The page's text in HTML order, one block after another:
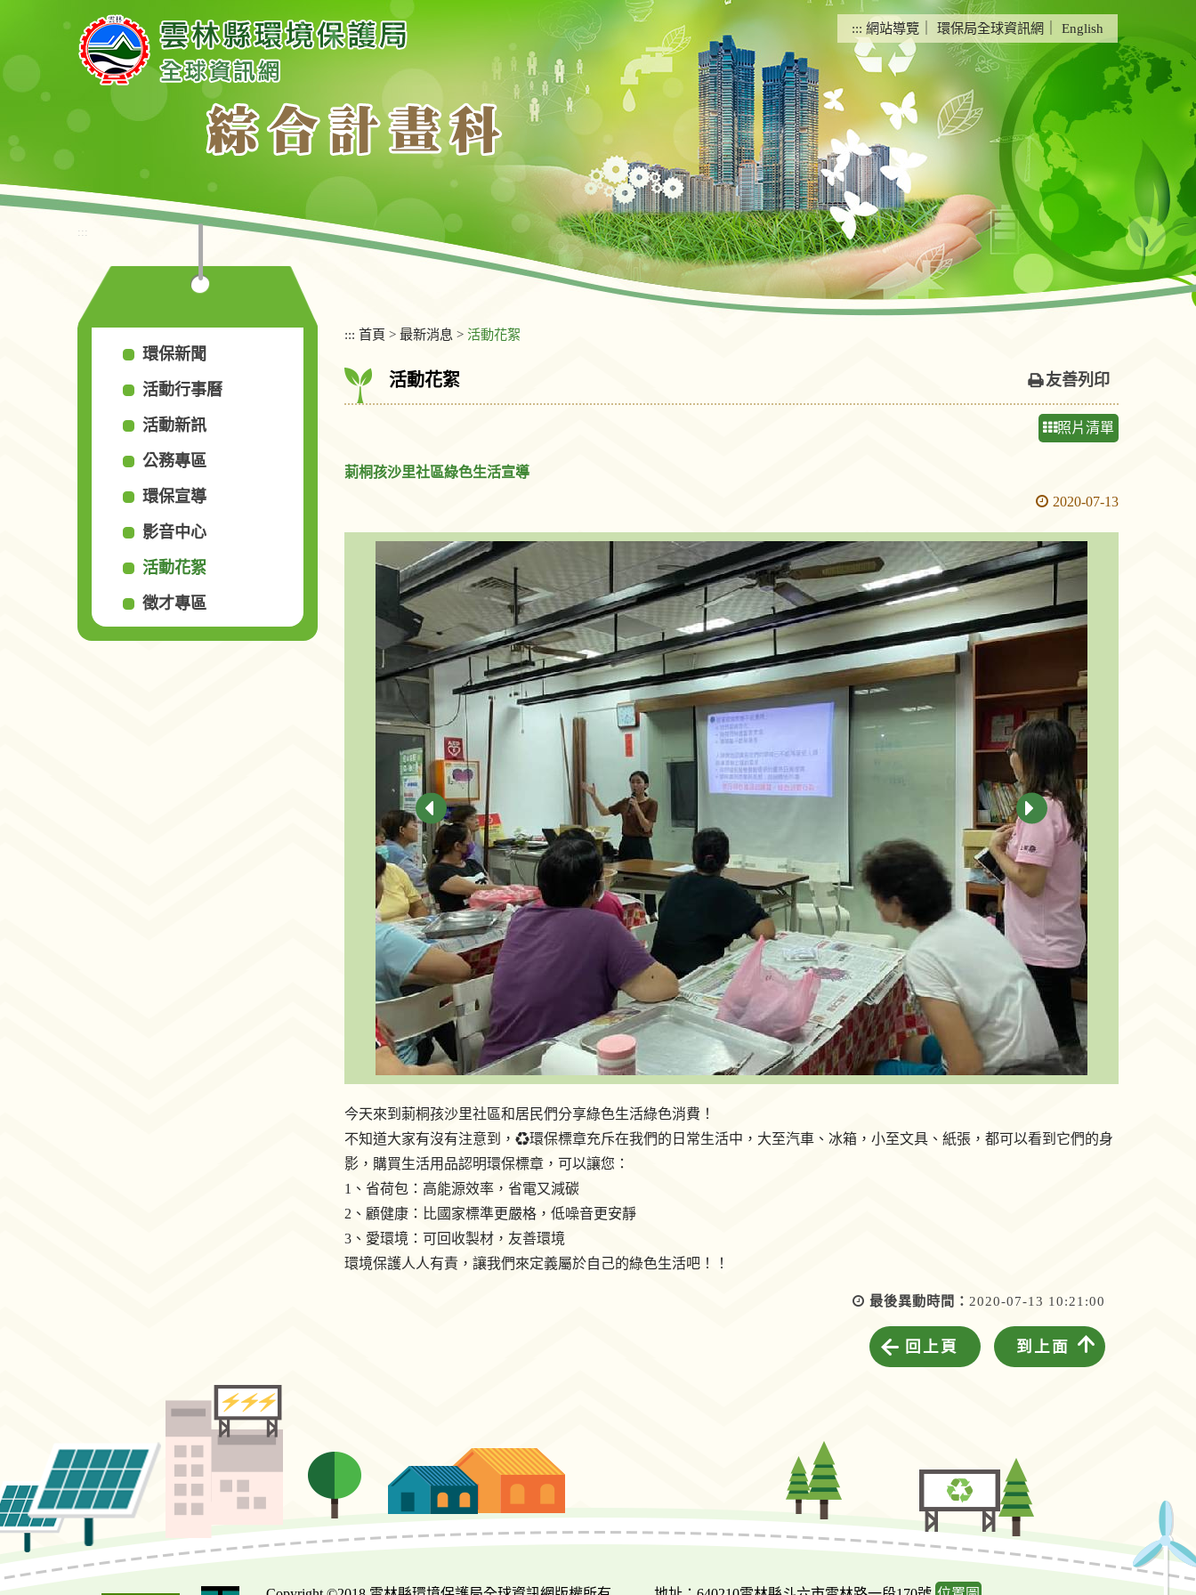
要
內
塊
::: 網站導覽 環保局全球資訊網 English
:::
環保新聞
活動行事曆
活動新訊
公務專區
環保宣導
影音中心
活動花絮
徵才專區
::: 首頁 > 最新消息 > 活動花絮
活動花絮 友善列印
照片清單
莿桐孩沙里社區綠色生活宣導
2020-07-13
今天來到莿桐孩沙里社區和居民們分享綠色生活綠色消費！
不知道大家有沒有注意到，♻️環保標章充斥在我們的日常生活中，大至汽車、冰箱，小至文具、紙張，都可以看到它們的身
影，購買生活用品認明環保標章，可以讓您：
1、省荷包：高能源效率，省電又減碳
2、顧健康：比國家標準更嚴格，低噪音更安靜
3、愛環境：可回收製材，友善環境
環境保護人人有責，讓我們來定義屬於自己的綠色生活吧！！
最後異動時間： 2020-07-13 10:21:00
回上頁 到上面